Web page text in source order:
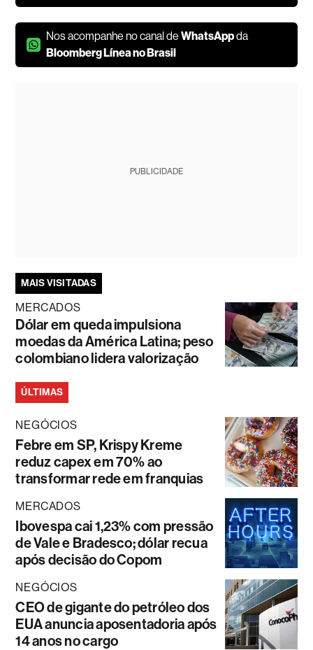
Nos acompanhe no canal deWhatsAppda
Bloomberg Línea no Brasil
PUBLICIDADE
MAIS VISITADAS
MERCADOS
Dólar em queda impulsiona
moedas da América Latina; peso
colombiano lidera valorização
ÚLTIMAS
NEGÓCIOS
Febre em SP, Krispy Kreme
reduz capex em 70% ao
transformar rede em franquias
MERCADOS
Ibovespa cai 1,23% com pressão
de Vale e Bradesco; dólar recua
após decisão do Copom
NEGÓCIOS
CEO de gigante do petróleo dos
EUA anuncia aposentadoria após
14 anos no cargo